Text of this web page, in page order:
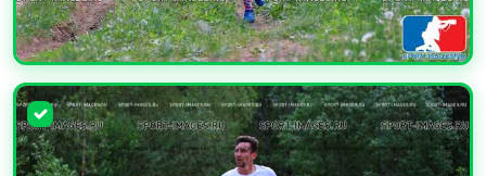
УВЕЛИЧИТЬ